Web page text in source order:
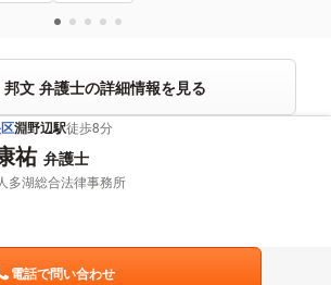
邦文 弁護士の詳細情報を見る
淵野辺駅徒歩8分
祐 弁護士
多湖総合法律事務所
電話で問い合わせ